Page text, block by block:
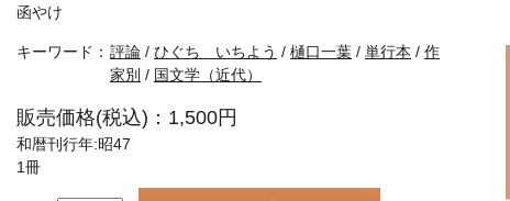
函やけ
キーワード： 評論 / ひぐち いちよう / 樋口一葉 / 単行本 / 作
家別 / 国文学（近代）
販売価格(税込)：1,500円
和暦刊行年:昭47
1冊